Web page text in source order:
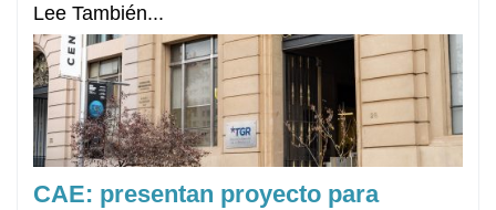
Lee También...
CAE: presentan proyecto para